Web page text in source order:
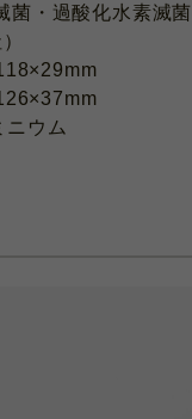
菌・過酸化水素滅菌
ニウム